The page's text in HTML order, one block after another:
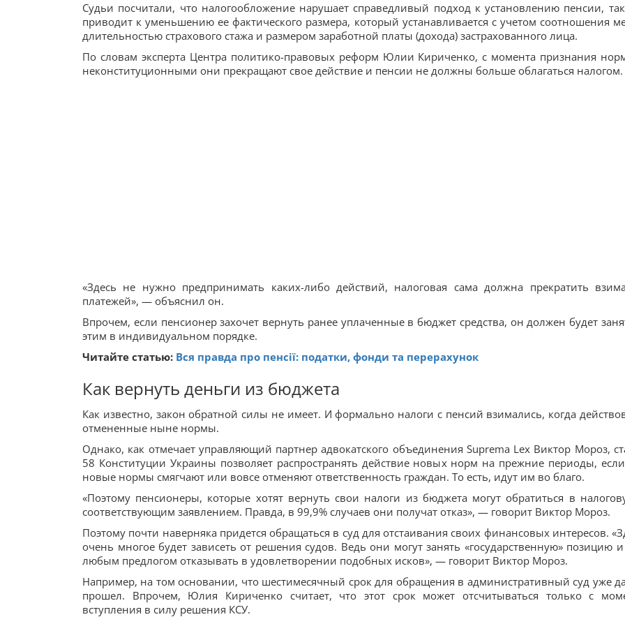
Судьи посчитали, что налогообложение нарушает справедливый подход к установлению пенсии,
приводит к уменьшению ее фактического размера, который устанавливается с учетом соотношения
длительностью страхового стажа и размером заработной платы (дохода) застрахованного лица.
По словам эксперта Центра политико-правовых реформ Юлии Кириченко, с момента признания
неконституционными они прекращают свое действие и пенсии не должны больше облагаться налогом.
«Здесь не нужно предпринимать каких-либо действий, налоговая сама должна прекратить
платежей», — объяснил он.
Впрочем, если пенсионер захочет вернуть ранее уплаченные в бюджет средства, он должен будет
этим в индивидуальном порядке.
Читайте статью: Вся правда про пенсії: податки, фонди та перерахунок
Как вернуть деньги из бюджета
Как известно, закон обратной силы не имеет. И формально налоги с пенсий взимались, когда
отмененные ныне нормы.
Однако, как отмечает управляющий партнер адвокатского объединения Suprema Lex Виктор Мороз,
58 Конституции Украины позволяет распространять действие новых норм на прежние периоды,
новые нормы смягчают или вовсе отменяют ответственность граждан. То есть, идут им во благо.
«Поэтому пенсионеры, которые хотят вернуть свои налоги из бюджета могут обратиться в
соответствующим заявлением. Правда, в 99,9% случаев они получат отказ», — говорит Виктор Мороз.
Поэтому почти наверняка придется обращаться в суд для отстаивания своих финансовых интересов.
очень многое будет зависеть от решения судов. Ведь они могут занять «государственную» позицию
любым предлогом отказывать в удовлетворении подобных исков», — говорит Виктор Мороз.
Например, на том основании, что шестимесячный срок для обращения в административный суд уже
прошел. Впрочем, Юлия Кириченко считает, что этот срок может отсчитываться только с
вступления в силу решения КСУ.